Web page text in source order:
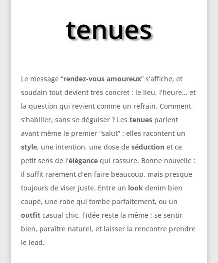
tenues
Le message “rendez-vous amoureux” s’affiche, et
soudain tout devient très concret : le lieu, l’heure… et
la question qui revient comme un refrain. Comment
s’habiller, sans se déguiser ? Les tenuesparlent
avant même le premier “salut” : elles racontent un
style, une intention, une dose de séductionet ce
petit sens de l’élégancequi rassure. Bonne nouvelle :
il suffit rarement d’en faire beaucoup, mais presque
toujours de viser juste. Entre un lookdenim bien
coupé, une robe qui tombe parfaitement, ou un
outfitcasual chic, l’idée reste la même : se sentir
bien, paraître naturel, et laisser la rencontre prendre
le lead.